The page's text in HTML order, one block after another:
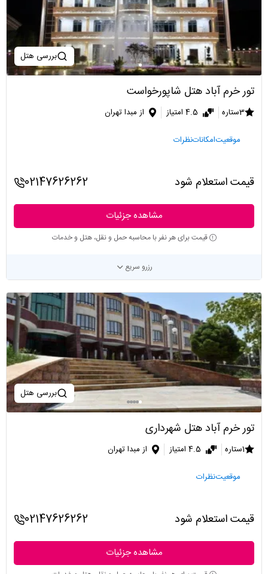
بررسی هتل
تور خرم آباد هتل شاپورخواست
3ستاره 4.5 امتیاز از مبدا تهران
موقعیتامکاناتنظرات
قیمت استعلام شود 02147626262
مشاهده جزئیات
قیمت برای هر نفر با محاسبه حمل و نقل، هتل و خدمات
رزرو سریع
بررسی هتل
تور خرم آباد هتل شهرداری
1ستاره 4.5 امتیاز از مبدا تهران
موقعیتنظرات
قیمت استعلام شود 02147626262
مشاهده جزئیات